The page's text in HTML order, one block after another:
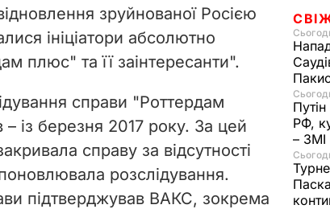
зруйнованої Росією
ініціатори абсолютно
плюс" та її заінтересанти".
справи "Роттердам
із березня 2017 року. За цей
справу за відсутності
розслідування.
підтверджував ВАКС, зокрема
РФ,
– ЗМІ